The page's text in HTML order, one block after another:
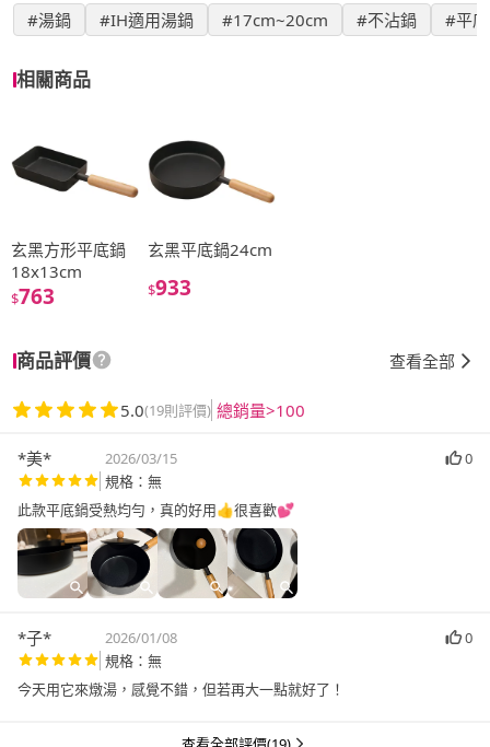
#湯鍋 #IH適用湯鍋 #17cm~20cm #不沾鍋 #平
相關商品
玄黑方形平底鍋
18x13cm
$763
玄黑平底鍋24cm
$933
商品評價 查看全部
5.0(19則評價) 總銷量>100
*美* 2026/03/15
0
規格：無
此款平底鍋受熱均勻，真的好用👍很喜歡💕
*子* 2026/01/08
0
規格：無
今天用它來燉湯，感覺不錯，但若再大一點就好了！